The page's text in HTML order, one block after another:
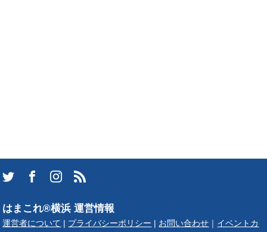
はまこれ®横浜 運営情報
運営者について | プライバシーポリシー | お問い合わせ ｜ イベントカ